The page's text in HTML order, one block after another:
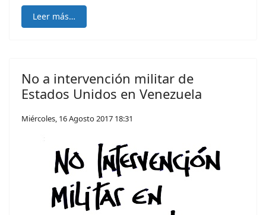
Leer más…
No a intervención militar de
Estados Unidos en Venezuela
Miércoles, 16 Agosto 2017 18:31